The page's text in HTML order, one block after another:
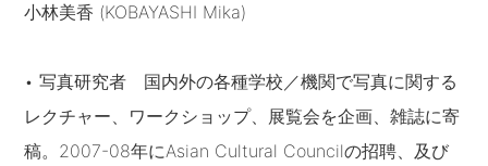
小林美香 (KOBAYASHI Mika)
• 写真研究者 国内外の各種学校／機関で写真に関する
レクチャー、ワークショップ、展覧会を企画、雑誌に寄
稿。2007-08年にAsian Cultural Councilの招聘、及び